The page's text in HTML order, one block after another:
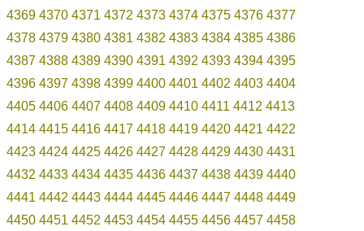
4369 4370 4371 4372 4373 4374 4375 4376 4377
4378 4379 4380 4381 4382 4383 4384 4385 4386
4387 4388 4389 4390 4391 4392 4393 4394 4395
4396 4397 4398 4399 4400 4401 4402 4403 4404
4405 4406 4407 4408 4409 4410 4411 4412 4413
4414 4415 4416 4417 4418 4419 4420 4421 4422
4423 4424 4425 4426 4427 4428 4429 4430 4431
4432 4433 4434 4435 4436 4437 4438 4439 4440
4441 4442 4443 4444 4445 4446 4447 4448 4449
4450 4451 4452 4453 4454 4455 4456 4457 4458